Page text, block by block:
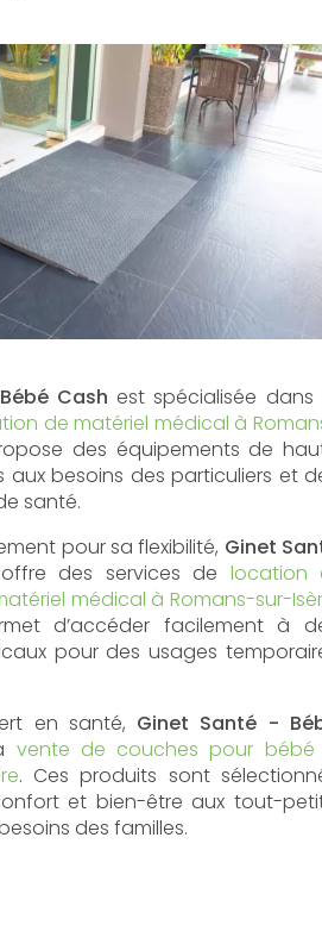
Cash est spécialisée dans
de matériel médical à
des équipements de
besoins des particuliers et
santé.
pour sa flexibilité, Ginet
offre des services de location
médical à Romans-sur-
d’accéder facilement à
pour des usages
en santé, Ginet Santé -
vente de couches pour
. Ces produits sont
et bien-être aux tout-
des familles.